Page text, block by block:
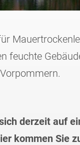
feuchte
derzeit auf
kommen Sie